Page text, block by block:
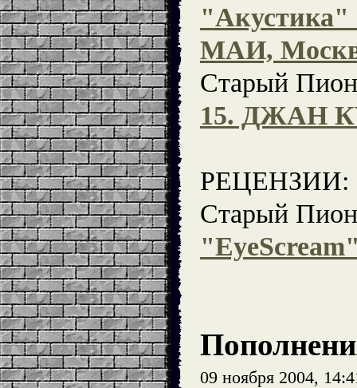
"Акустика"
МАИ,
Старый
15. ДЖАН
РЕЦЕНЗИИ:
Старый
09 ноября 2004,